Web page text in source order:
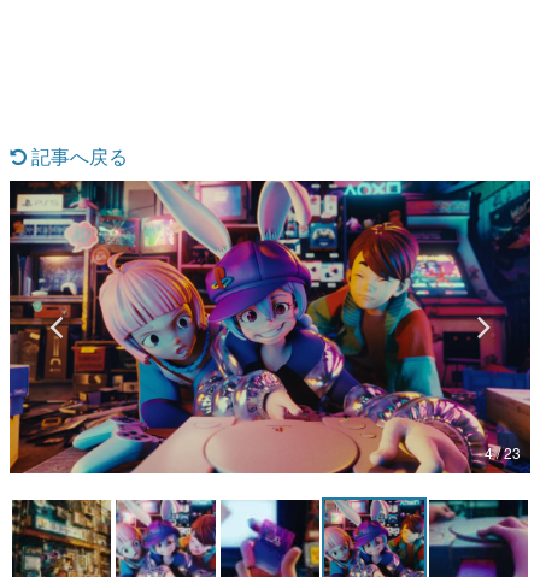
なんでゲームは面白い？
ゲーム開発者・hamatsu氏がゲームの魅力を画面や操作の
具体的な形から解き明かしていく、硬派で骨太な評論連載
です。
ゲームが変えた日本語
「経験値」「裏技」「ラスボス」… ゲームにまつわる言葉
の起源や用法の変遷を、コンピューター文化史研究家・タ
イニーP氏が徹底調査。
カテゴリ
特集記事
マンガ
女性向け
記事へ戻る
4 / 23